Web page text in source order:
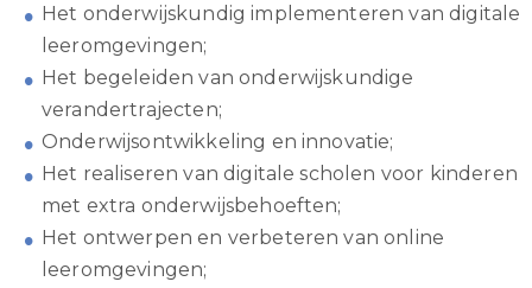
Het onderwijskundig implementeren van digitale
leeromgevingen;
Het begeleiden van onderwijskundige
verandertrajecten;
Onderwijsontwikkeling en innovatie;
Het realiseren van digitale scholen voor kinderen
met extra onderwijsbehoeften;
Het ontwerpen en verbeteren van online
leeromgevingen;